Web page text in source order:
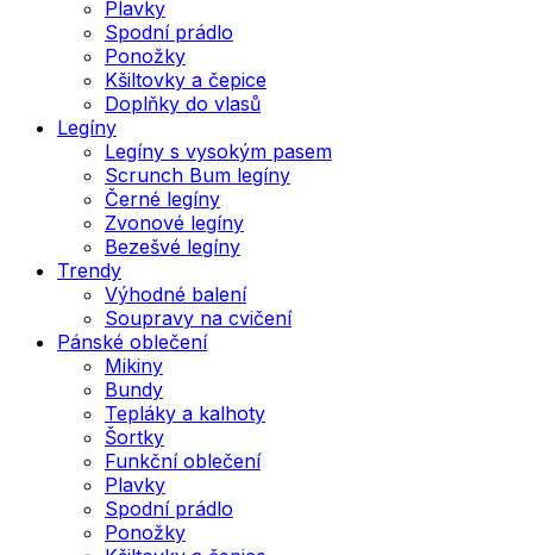
Plavky
Spodní prádlo
Ponožky
Kšiltovky a čepice
Doplňky do vlasů
Legíny
Legíny s vysokým pasem
Scrunch Bum legíny
Černé legíny
Zvonové legíny
Bezešvé legíny
Trendy
Výhodné balení
Soupravy na cvičení
Pánské oblečení
Mikiny
Bundy
Tepláky a kalhoty
Šortky
Funkční oblečení
Plavky
Spodní prádlo
Ponožky